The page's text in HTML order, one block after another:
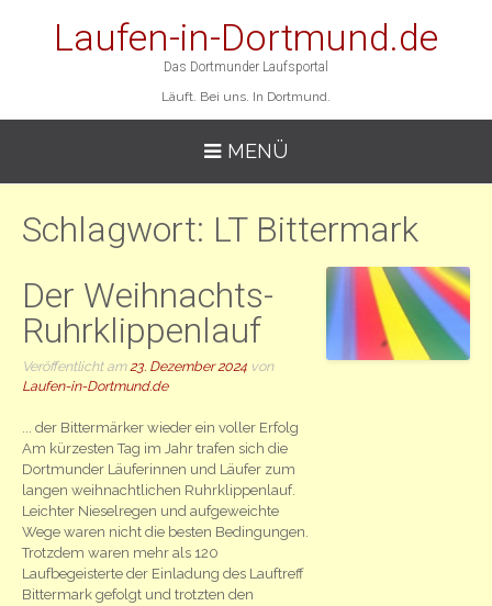
Laufen-in-Dortmund.de
Das Dortmunder Laufsportal
Läuft. Bei uns. In Dortmund.
MENÜ
Schlagwort: LT Bittermark
Der Weihnachts-
Ruhrklippenlauf
Veröffentlicht am 23. Dezember 2024 von
Laufen-in-Dortmund.de
... der Bittermärker wieder ein voller Erfolg
Am kürzesten Tag im Jahr trafen sich die
Dortmunder Läuferinnen und Läufer zum
langen weihnachtlichen Ruhrklippenlauf.
Leichter Nieselregen und aufgeweichte
Wege waren nicht die besten Bedingungen.
Trotzdem waren mehr als 120
Laufbegeisterte der Einladung des Lauftreff
Bittermark gefolgt und trotzten den